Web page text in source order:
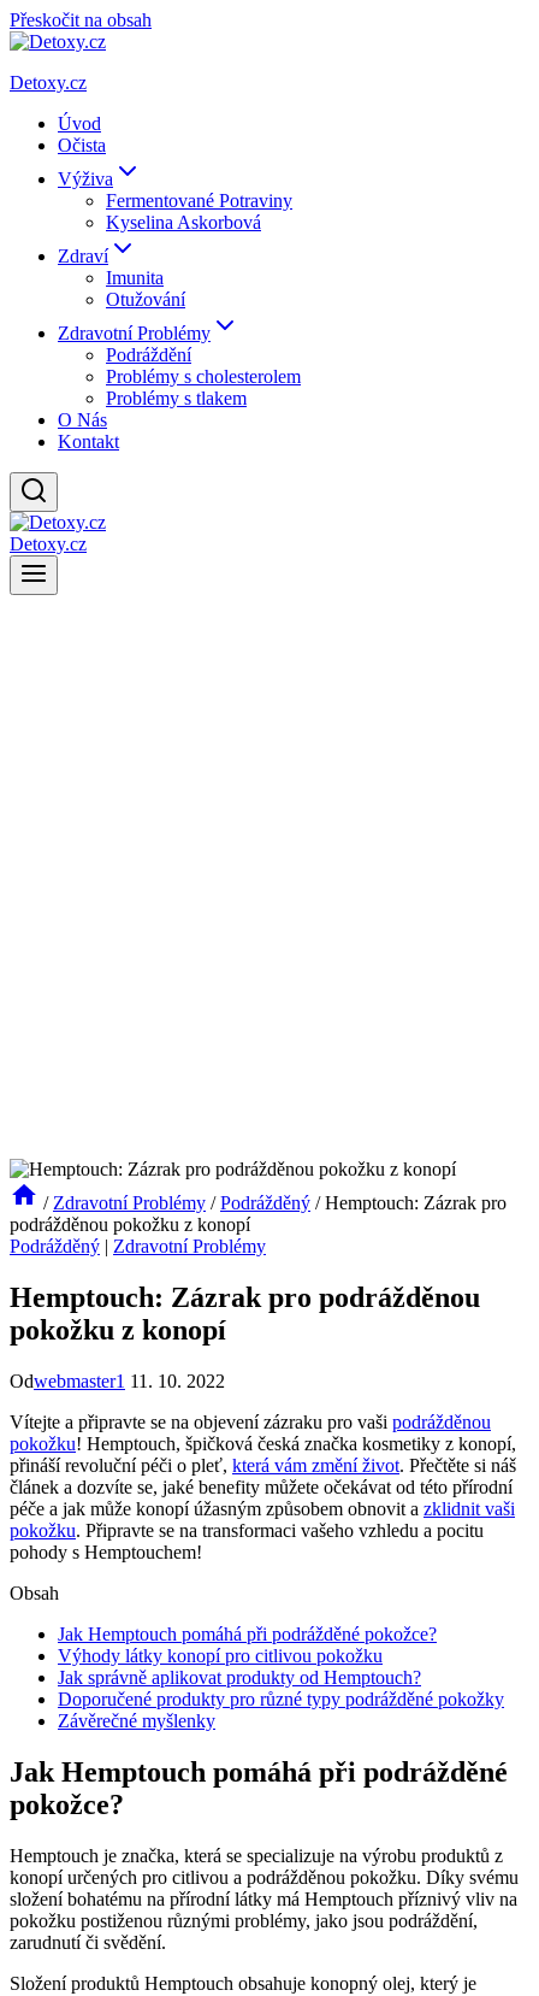
Přeskočit na obsah
Detoxy.cz
Úvod
Očista
Výživa
Fermentované Potraviny
Kyselina Askorbová
Zdraví
Imunita
Otužování
Zdravotní Problémy
Podráždění
Problémy s cholesterolem
Problémy s tlakem
O Nás
Kontakt
Detoxy.cz
/ Zdravotní Problémy / Podrážděný / Hemptouch: Zázrak pro
podrážděnou pokožku z konopí
Podrážděný | Zdravotní Problémy
Hemptouch: Zázrak pro podrážděnou
pokožku z konopí
Odwebmaster1 11. 10. 2022
Vítejte a připravte se na objevení zázraku pro vaši podrážděnou
pokožku! Hemptouch, špičková česká značka kosmetiky z konopí,
přináší revoluční péči o pleť, která vám změní život. Přečtěte si náš
článek a dozvíte se, jaké benefity můžete očekávat od této přírodní
péče a jak může konopí úžasným způsobem obnovit a zklidnit vaši
pokožku. Připravte se na transformaci vašeho vzhledu a pocitu
pohody s Hemptouchem!
Obsah
Jak Hemptouch pomáhá při podrážděné pokožce?
Výhody látky konopí pro citlivou pokožku
Jak správně aplikovat produkty od Hemptouch?
Doporučené produkty pro různé typy podrážděné pokožky
Závěrečné myšlenky
Jak Hemptouch pomáhá při podrážděné
pokožce?
Hemptouch je značka, která se specializuje na výrobu produktů z
konopí určených pro citlivou a podrážděnou pokožku. Díky svému
složení bohatému na přírodní látky má Hemptouch příznivý vliv na
pokožku postiženou různými problémy, jako jsou podráždění,
zarudnutí či svědění.
Složení produktů Hemptouch obsahuje konopný olej, který je